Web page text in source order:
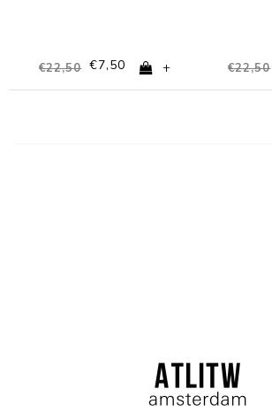
€22,50 €7,50 + €22,50